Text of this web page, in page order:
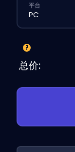
平台
总价: